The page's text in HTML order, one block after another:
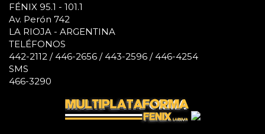
FÉNIX 95.1 - 101.1
Av. Perón 742
LA RIOJA - ARGENTINA
TELÉFONOS
442-2112 / 446-2656 / 443-2596 / 446-4254
SMS
466-3290